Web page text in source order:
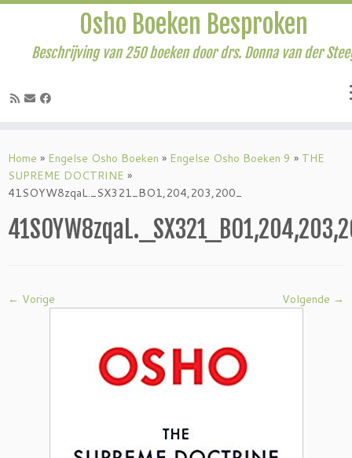
naar
inhoud
Osho Boeken Besproken
Beschrijving van 250 boeken door drs. Donna van der
Home » Engelse Osho Boeken » Engelse Osho Boeken 9 » THE
SUPREME DOCTRINE »
41SOYW8zqaL._SX321_BO1,204,203,200_
← Vorige Volgende →